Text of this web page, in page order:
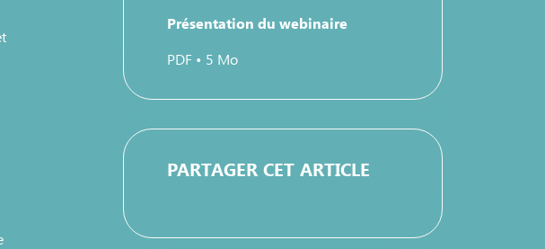
Présentation du webinaire
PDF • 5 Mo
PARTAGER CET ARTICLE